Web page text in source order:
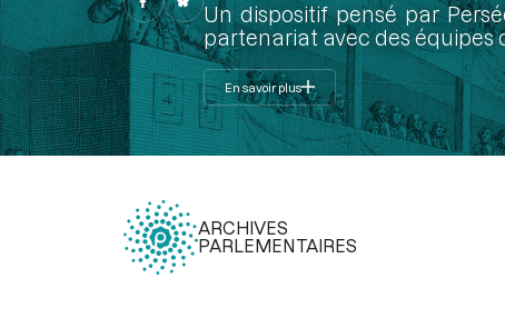
Un dispositif pensé par
partenariat avec des équipes
En savoir plus
ARCHIVES
PARLEMENTAIRES